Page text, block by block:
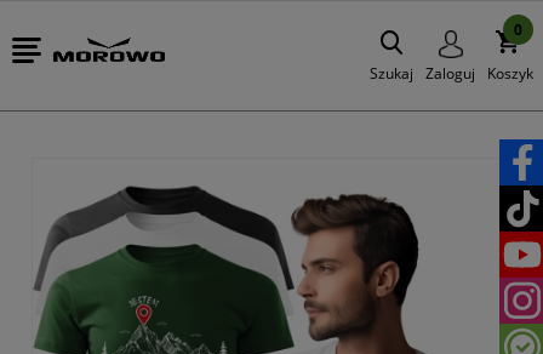
Szukaj Zaloguj Koszyk
0